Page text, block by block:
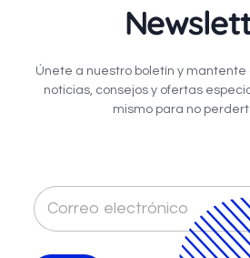
Únete a nuestro boletín y mantente
noticias, consejos y ofertas
mismo para no
C
o